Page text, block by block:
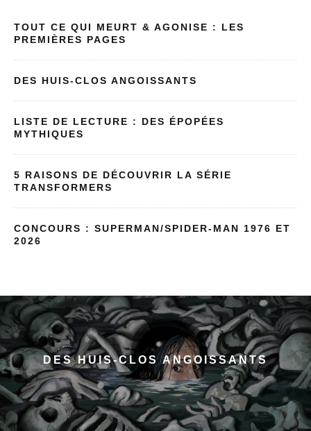
TOUT CE QUI MEURT & AGONISE : LES
PREMIÈRES PAGES
DES HUIS-CLOS ANGOISSANTS
LISTE DE LECTURE : DES ÉPOPÉES
MYTHIQUES
5 RAISONS DE DÉCOUVRIR LA SÉRIE
TRANSFORMERS
CONCOURS : SUPERMAN/SPIDER-MAN 1976 ET
2026
DES HUIS-CLOS ANGOISSANTS